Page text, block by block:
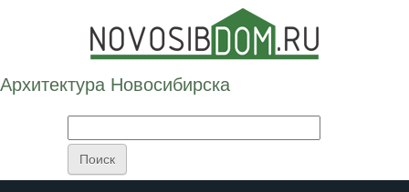
Архитектура Новосибирска